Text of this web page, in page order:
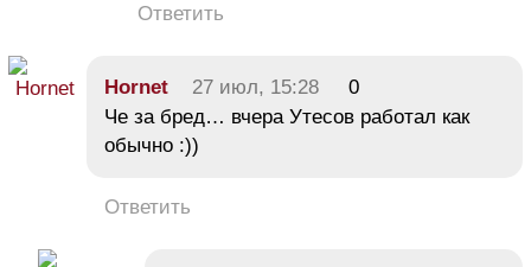
Ответить
Hornet 27 июл, 15:28
0
Че за бред… вчера Утесов работал как
обычно :))
Ответить